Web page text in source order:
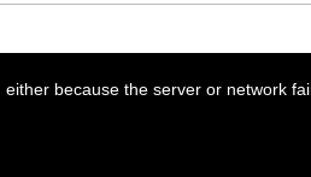
because the server or network